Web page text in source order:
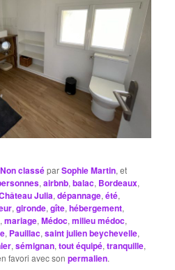
Non classéparSophie Martin, et
,airbnb,balac, Bordeaux,
Julia,dépannage,été,
,gironde,gîte,hébergement,
,mariage,Médoc,milieu médoc,
, Pauillac,saint julien beychevelle,
,sémignan,tout équipé,tranquille,
favori avec sonpermalien.